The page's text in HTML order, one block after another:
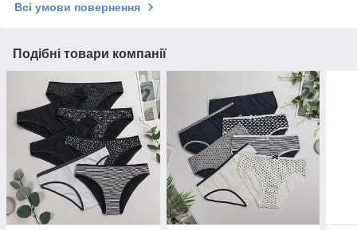
Всі умови повернення
Подібні товари компанії